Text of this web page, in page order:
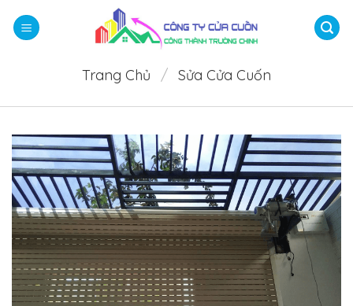
qua
Trang Chủ / Sửa Cửa Cuốn